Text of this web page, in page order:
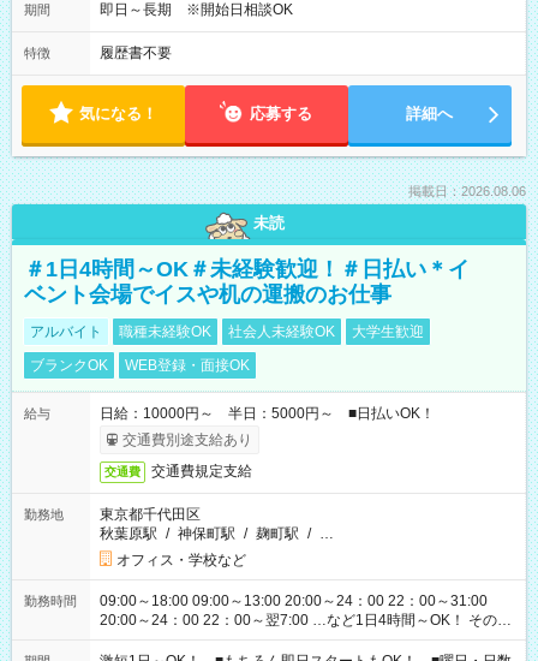
期間 即日～長期 ※開始日相談OK
特徴 履歴書不要
気になる！ 応募する 詳細へ
掲載日：2026.08.06
未読
＃1日4時間～OK＃未経験歓迎！＃日払い＊イ
ベント会場でイスや机の運搬のお仕事
アルバイト 職種未経験OK 社会人未経験OK
大学生歓迎
ブランクOK
WEB登録・面接OK
給与
日給：10000円～ 半日：5000円～ ■日払いOK！
交通費別途支給あり
交通費 交通費規定支給
勤務地
東京都千代田区
秋葉原駅 / 神保町駅 / 麹町駅 / …
オフィス・学校など
勤務時間
09:00～18:00 09:00～13:00 20:00～24：00 22：00～31:00
20:00～24：00 22：00～翌7:00 …など1日4時間～OK！ その他
シフトもございます！ お気軽にご相談ください！